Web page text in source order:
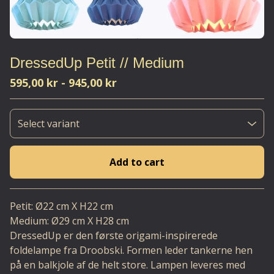
DressedUp Petit // Medium
595,00 kr - 945,00 kr
Add to cart
Go to cart
Petit: Ø22 cm X H22 cm
Medium: Ø29 cm X H28 cm
DressedUp er den første origami-inspirerede
foldelampe fra Droobski. Formen leder tankerne hen
på en balkjole af de helt store. Lampen leveres med